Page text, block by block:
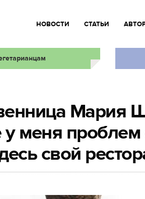
НОВОСТИ СТАТЬИ
Мария
меня проблем
свой